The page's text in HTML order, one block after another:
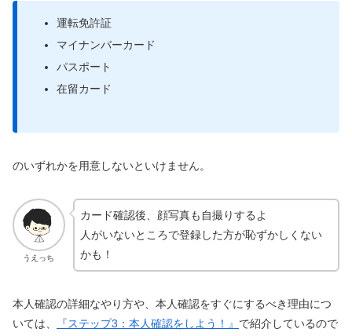
運転免許証
マイナンバーカード
パスポート
在留カード
のいずれかを用意しないといけません。
うえっち
カード確認後、顔写真も自撮りするよ
人がいないところで登録した方が恥ずかしくない
かも！
本人確認の詳細なやり方や、本人確認をすぐにするべき理由につ
いては、
『ステップ3：本人確認をしよう！』 で紹介しているので